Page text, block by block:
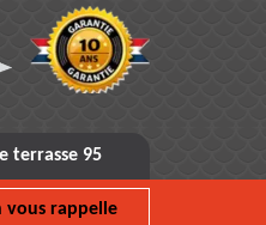
terrasse 95
vous rappelle